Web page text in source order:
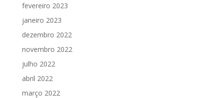
fevereiro 2023
janeiro 2023
dezembro 2022
novembro 2022
julho 2022
abril 2022
março 2022